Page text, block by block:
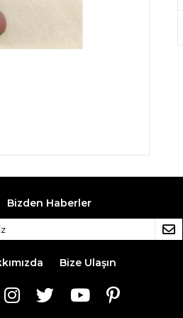
Bizden Haberler
Bize Ulaşın